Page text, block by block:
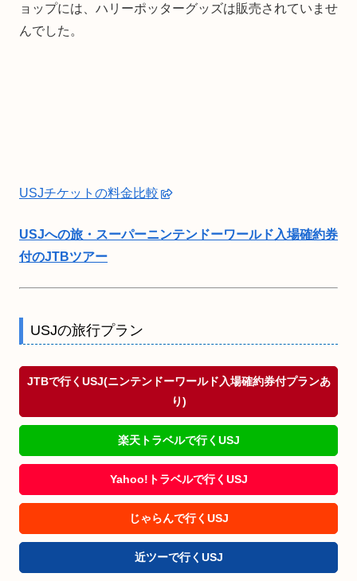
ョップには、ハリーポッターグッズは販売されていませ
んでした。
USJチケットの料金比較
USJへの旅・スーパーニンテンドーワールド入場確約券
付のJTBツアー
USJの旅行プラン
JTBで行くUSJ(ニンテンドーワールド入場確約券付プランあ
り)
楽天トラベルで行くUSJ
Yahoo!トラベルで行くUSJ
じゃらんで行くUSJ
近ツーで行くUSJ